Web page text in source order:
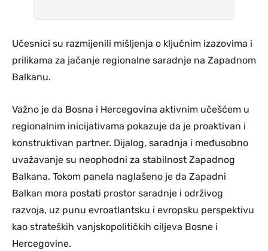
Učesnici su razmijenili mišljenja o ključnim izazovima i
prilikama za jačanje regionalne saradnje na Zapadnom
Balkanu.
Važno je da Bosna i Hercegovina aktivnim učešćem u
regionalnim inicijativama pokazuje da je proaktivan i
konstruktivan partner. Dijalog, saradnja i međusobno
uvažavanje su neophodni za stabilnost Zapadnog
Balkana. Tokom panela naglašeno je da Zapadni
Balkan mora postati prostor saradnje i održivog
razvoja, uz punu evroatlantsku i evropsku perspektivu
kao strateških vanjskopolitičkih ciljeva Bosne i
Hercegovine.